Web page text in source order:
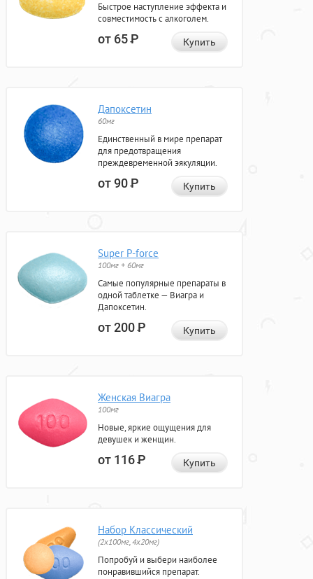
Быстрое наступление эффекта и
совместимость с алкоголем.
от 65Р Купить
Дапоксетин
60мг
Единственный в мире препарат
для предотвращения
преждевременной эякуляции.
от 90Р Купить
Super P-force
100мг + 60мг
Самые популярные препараты в
одной таблетке — Виагра и
Дапоксетин.
от 200Р Купить
Женская Виагра
100мг
Новые, яркие ощущения для
девушек и женщин.
от 116Р Купить
Набор Классический
(2x100мг, 4x20мг)
Попробуй и выбери наиболее
понравившийся препарат.